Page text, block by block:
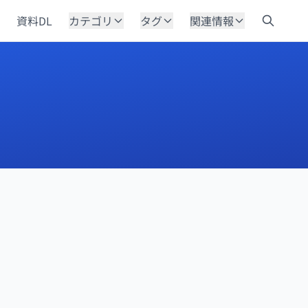
資料DL カテゴリ タグ 関連情報